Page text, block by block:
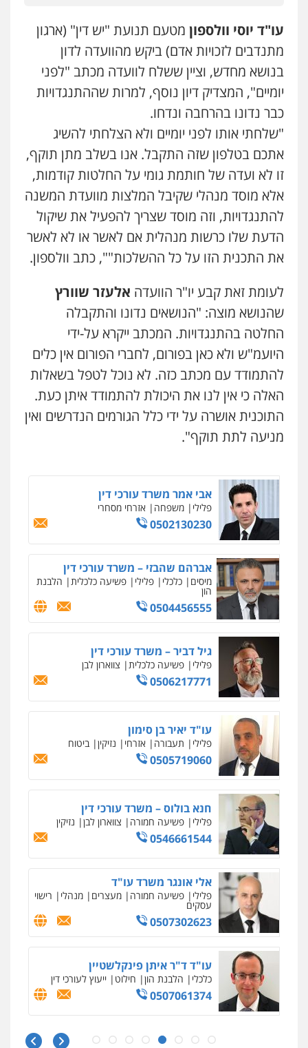
עו"ד יוסי וולספון מטעם תנועת "יש דין" (ארגון
מתנדבים לזכויות אדם) ביקש מהוועדה לדון
בנושא מחדש, וציין ששלח לוועדה מכתב "לפני
יומיים", המצדיק דיון נוסף, למרות שההתנגדויות
כבר נדונו בהרחבה ונדחו.
"שלחתי אותו לפני יומיים ולא הצלחתי להשיג
אתכם בטלפון שזה התקבל. אנו בשלב מתן תוקף,
זו לא ועדה של חותמת גומי על החלטות קודמות,
אלא מוסד מנהלי שקיבל המלצות מוועדת המשנה
להתנגדויות, וזה מוסד שצריך להפעיל את שיקול
הדעת שלו כרשות מנהלית אם לאשר או לא לאשר
את התכנית הזו על כל ההשלכות"", כתב וולספון.
לעומת זאת קבע יו"ר הוועדה אלעזר שוורץ
שהנושא מוצה: "הנושאים נדונו והתקבלה
החלטה בהתנגדויות. המכתב ייקרא על-ידי
היועמ"ש ולא כאן בפורום, לחברי הפורום אין כלים
להתמודד עם מכתב כזה. לא נוכל לטפל בשאלות
האלה כי אין לנו את היכולת להתמודד איתן כעת.
התוכנית אושרה על ידי כלל הגורמים הנדרשים ואין
מניעה לתת תוקף".
גיל דביר – משרד עורכי דין
פלילי פשיעה כלכלית צווארון לבן
0506217771
עו"ד יאיר בן סימון
פלילי תעבורה
0505719060
חנא בולוס – משרד עורכי דין
פלילי פשיעה חמורה צווארון לבן נזיקין
0546661544
אלי אונגר משרד עו"ד
פלילי פשיעה חמורה מעצרים מנהלי רישוי
0507302623
עו"ד ד"ר איתן פינקלשטיין
כלכלי הלבנת הון חילוט ייעוץ לעורכי דין
0507061374
מצגר ושות', חברת עורכי דין
נדל"ן / עסקים משפחה תעבורה כלכלי
הוצאה לפועל
אבי אמר משרד עורכי דין
פלילי משפחה אזרחי מסחרי
0502130230
אברהם שהבזי – משרד עורכי דין
מיסים כלכלי פלילי פשיעה כלכלית הלבנת
הון
0504456555
גיל דביר – משרד עורכי דין
פלילי פשיעה כלכלית צווארון לבן
0506217771
עו"ד יאיר בן סימון
פלילי תעבורה אזרחי נזיקין ביטוח
0505719060
חנא בולוס – משרד עורכי דין
פלילי פשיעה חמורה צווארון לבן נזיקין
0546661544
אלי אונגר משרד עו"ד
פלילי פשיעה חמורה מעצרים מנהלי רישוי
עסקים
0507302623
עו"ד ד"ר איתן פינקלשטיין
כלכלי הלבנת הון חילוט ייעוץ לעורכי דין
0507061374
מצגר ושות', חברת עורכי דין
צילום עורכי דין שירותים מקצועיים לעורכי
0504578527
רונן הלל – מוניטין
מחיקת כתבות מגוגל ודחיקת אזכורים
0522508109
מהירות הגנה גיבוי תמיכה שירותים
אסירים עבירות מין שירותים מקצועיים
0544500346
טיפול בהתמכרויות שירותים מקצועיים
לעורכי דין
0504062539
עו"ד ד"ר אבי שקד
עבירות כלכליות הלבנת הון חילוטים
0544385337